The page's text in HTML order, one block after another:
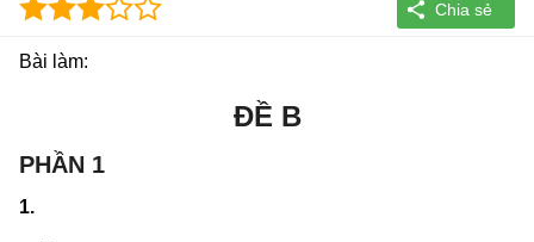
Bài làm:
ĐỀ B
PHẦN 1
1.